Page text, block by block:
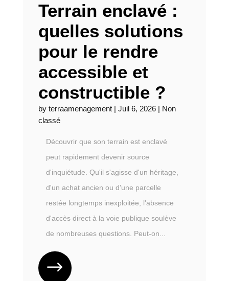
Terrain enclavé :
quelles solutions
pour le rendre
accessible et
constructible ?
by terraamenagement| Juil 6, 2026| Non
classé
Découvrir que son terrain est enclavé
peut rapidement devenir source
d'inquiétude. Qu'il s'agisse d'un héritage,
d'un achat ancien ou d'une parcelle
restée longtemps inexploitée, l'absence
d'accès direct à la voie publique soulève
de nombreuses questions. Peut-on...